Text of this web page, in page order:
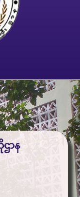
ာန